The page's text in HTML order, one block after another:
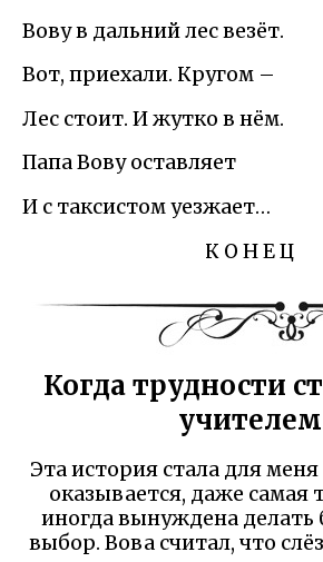
Вову в дальний лес везёт.
Вот, приехали. Кругом –
Лес стоит. И жутко в нём.
Папа Вову оставляет
И с таксистом уезжает…
К О Н Е Ц
Когда трудности
учителем
Эта история стала для
оказывается, даже самая
иногда вынуждена делать
выбор. Вова считал, что